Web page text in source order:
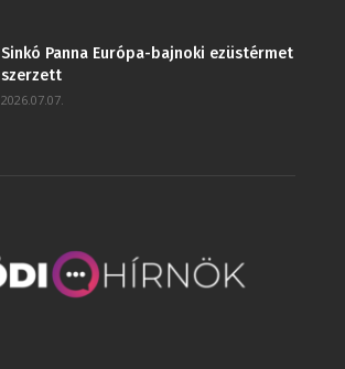
Sinkó Panna Európa-bajnoki ezüstérmet
szerzett
2026.07.07.